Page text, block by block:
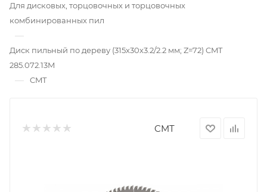
Для дисковых, торцовочных и торцовочных
комбинированных пил
—
Диск пильный по дереву (315х30х3.2/2.2 мм; Z=72) CMT
285.072.13M
— CMT
CMT